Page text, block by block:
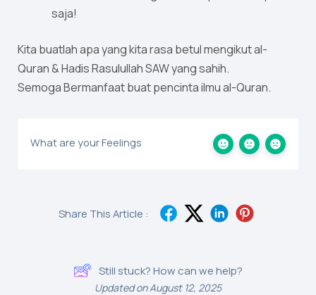
saja!
Kita buatlah apa yang kita rasa betul mengikut al-
Quran & Hadis Rasulullah SAW yang sahih.
Semoga Bermanfaat buat pencinta ilmu al-Quran.
What are your Feelings
Share This Article :
Still stuck? How can we help?
Updated on August 12, 2025